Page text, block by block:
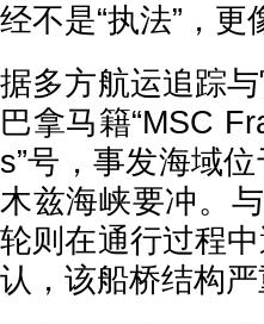
经不是“执法”，
据多方航运追踪
巴拿马籍“MSC
s”号，事发海域
木兹海峡要冲。
轮则在通行过程
认，该船桥结构